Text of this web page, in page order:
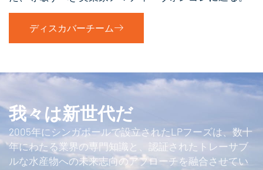
ディスカバーチーム
我々は新世代だ
2005年にシンガポールで設立されたLPフーズは、数十
年にわたる業界の専門知識と、認証されたトレーサブ
ルな水産物への未来志向のアプローチを融合させてい